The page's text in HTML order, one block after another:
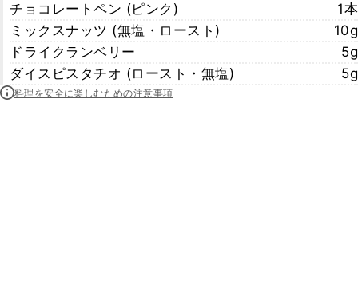
チョコレートペン (ピンク)
1本
ミックスナッツ (無塩・ロースト)
10g
ドライクランベリー
5g
ダイスピスタチオ (ロースト・無塩)
5g
料理を安全に楽しむための注意事項